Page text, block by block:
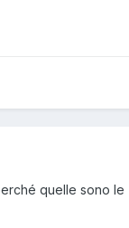
quelle sono